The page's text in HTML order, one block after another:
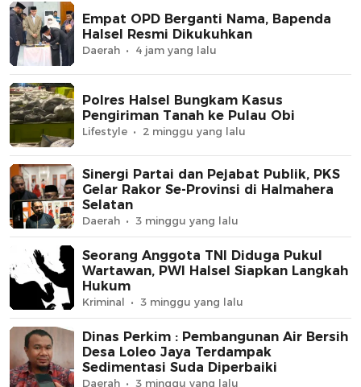
Empat OPD Berganti Nama, Bapenda
Halsel Resmi Dikukuhkan
Daerah 4 jam yang lalu
Polres Halsel Bungkam Kasus
Pengiriman Tanah ke Pulau Obi
Lifestyle 2 minggu yang lalu
Sinergi Partai dan Pejabat Publik, PKS
Gelar Rakor Se-Provinsi di Halmahera
Selatan
Daerah 3 minggu yang lalu
Seorang Anggota TNI Diduga Pukul
Wartawan, PWI Halsel Siapkan Langkah
Hukum
Kriminal 3 minggu yang lalu
Dinas Perkim : Pembangunan Air Bersih
Desa Loleo Jaya Terdampak
Sedimentasi Suda Diperbaiki
Daerah 3 minggu yang lalu